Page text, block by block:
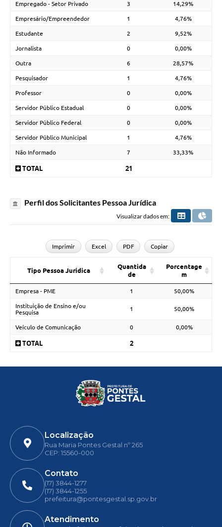
Empregado - Setor Privado 3 14,29%
Empresário/Empreendedor 1 4,76%
Estudante 2 9,52%
Jornalista 0 0,00%
Outra 6 28,57%
Pesquisador 1 4,76%
Professor 0 0,00%
Servidor Público Estadual 0 0,00%
Servidor Público Federal 0 0,00%
Servidor Público Municipal 1 4,76%
Não Informado 7 33,33%
TOTAL 21
Perfil dos Solicitantes Pessoa Jurídica
Visualizar dados em:
Imprimir Excel PDF Copiar
Tipo Pessoa Jurídica
Quantida
de
Porcentage
m
Empresa - PME 1 50,00%
Instituição de Ensino e/ou
Pesquisa
1 50,00%
Veículo de Comunicação 0 0,00%
TOTAL 2
Localização
Rua Maria Pontes Gestal nº 265
CEP: 15560-000
Contato
(17) 3844-1277
(17) 3844-1255
prefeitura@pontesgestal.sp.gov.br
Atendimento